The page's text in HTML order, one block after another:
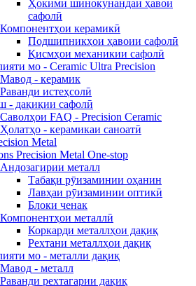
Ҳокими шинокунандаи ҳавои
сафолӣ
Компонентҳои керамикӣ
Подшипникҳои ҳавоии сафолӣ
Қисмҳои механикии сафолӣ
мо - Ceramic Ultra Precision
Мавод - керамик
Раванди истеҳсолӣ
- дақиқии сафолӣ
Саволҳои FAQ - Precision Ceramic
Ҳолатҳо - керамикаи саноатӣ
Metal
Precision Metal One-stop
Андозагирии металл
Табақи рӯизаминии оҳанин
Лавҳаи рӯизаминии оптикӣ
Блоки ченак
Компонентҳои металлӣ
Коркарди металлҳои дақиқ
Рехтани металлҳои дақиқ
мо - металли дақиқ
Мавод - металл
Раванди рехтагарии дақиқ